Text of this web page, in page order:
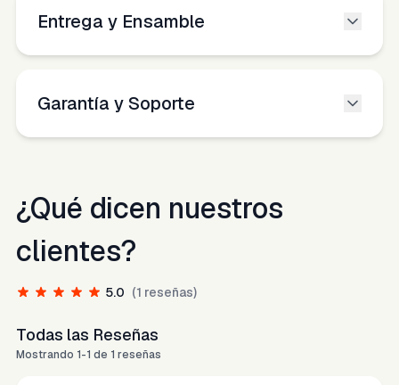
Entrega y Ensamble
Garantía y Soporte
¿Qué dicen nuestros
clientes?
5.0 (1 reseñas)
Todas las Reseñas
Mostrando 1-1 de 1 reseñas